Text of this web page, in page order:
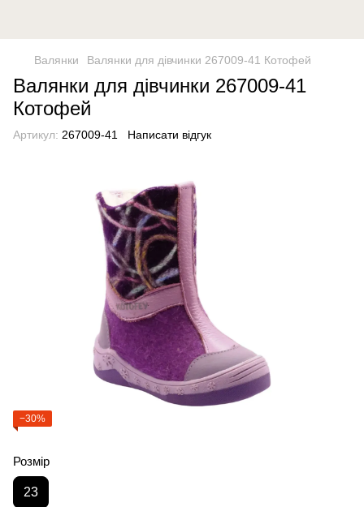
Валянки Валянки для дівчинки 267009-41 Котофей
Валянки для дівчинки 267009-41
Котофей
Артикул: 267009-41 Написати відгук
−30%
Розмір
23